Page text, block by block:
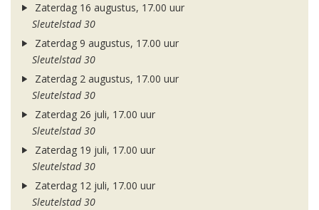
Zaterdag 16 augustus, 17.00 uur
Sleutelstad 30
Zaterdag 9 augustus, 17.00 uur
Sleutelstad 30
Zaterdag 2 augustus, 17.00 uur
Sleutelstad 30
Zaterdag 26 juli, 17.00 uur
Sleutelstad 30
Zaterdag 19 juli, 17.00 uur
Sleutelstad 30
Zaterdag 12 juli, 17.00 uur
Sleutelstad 30